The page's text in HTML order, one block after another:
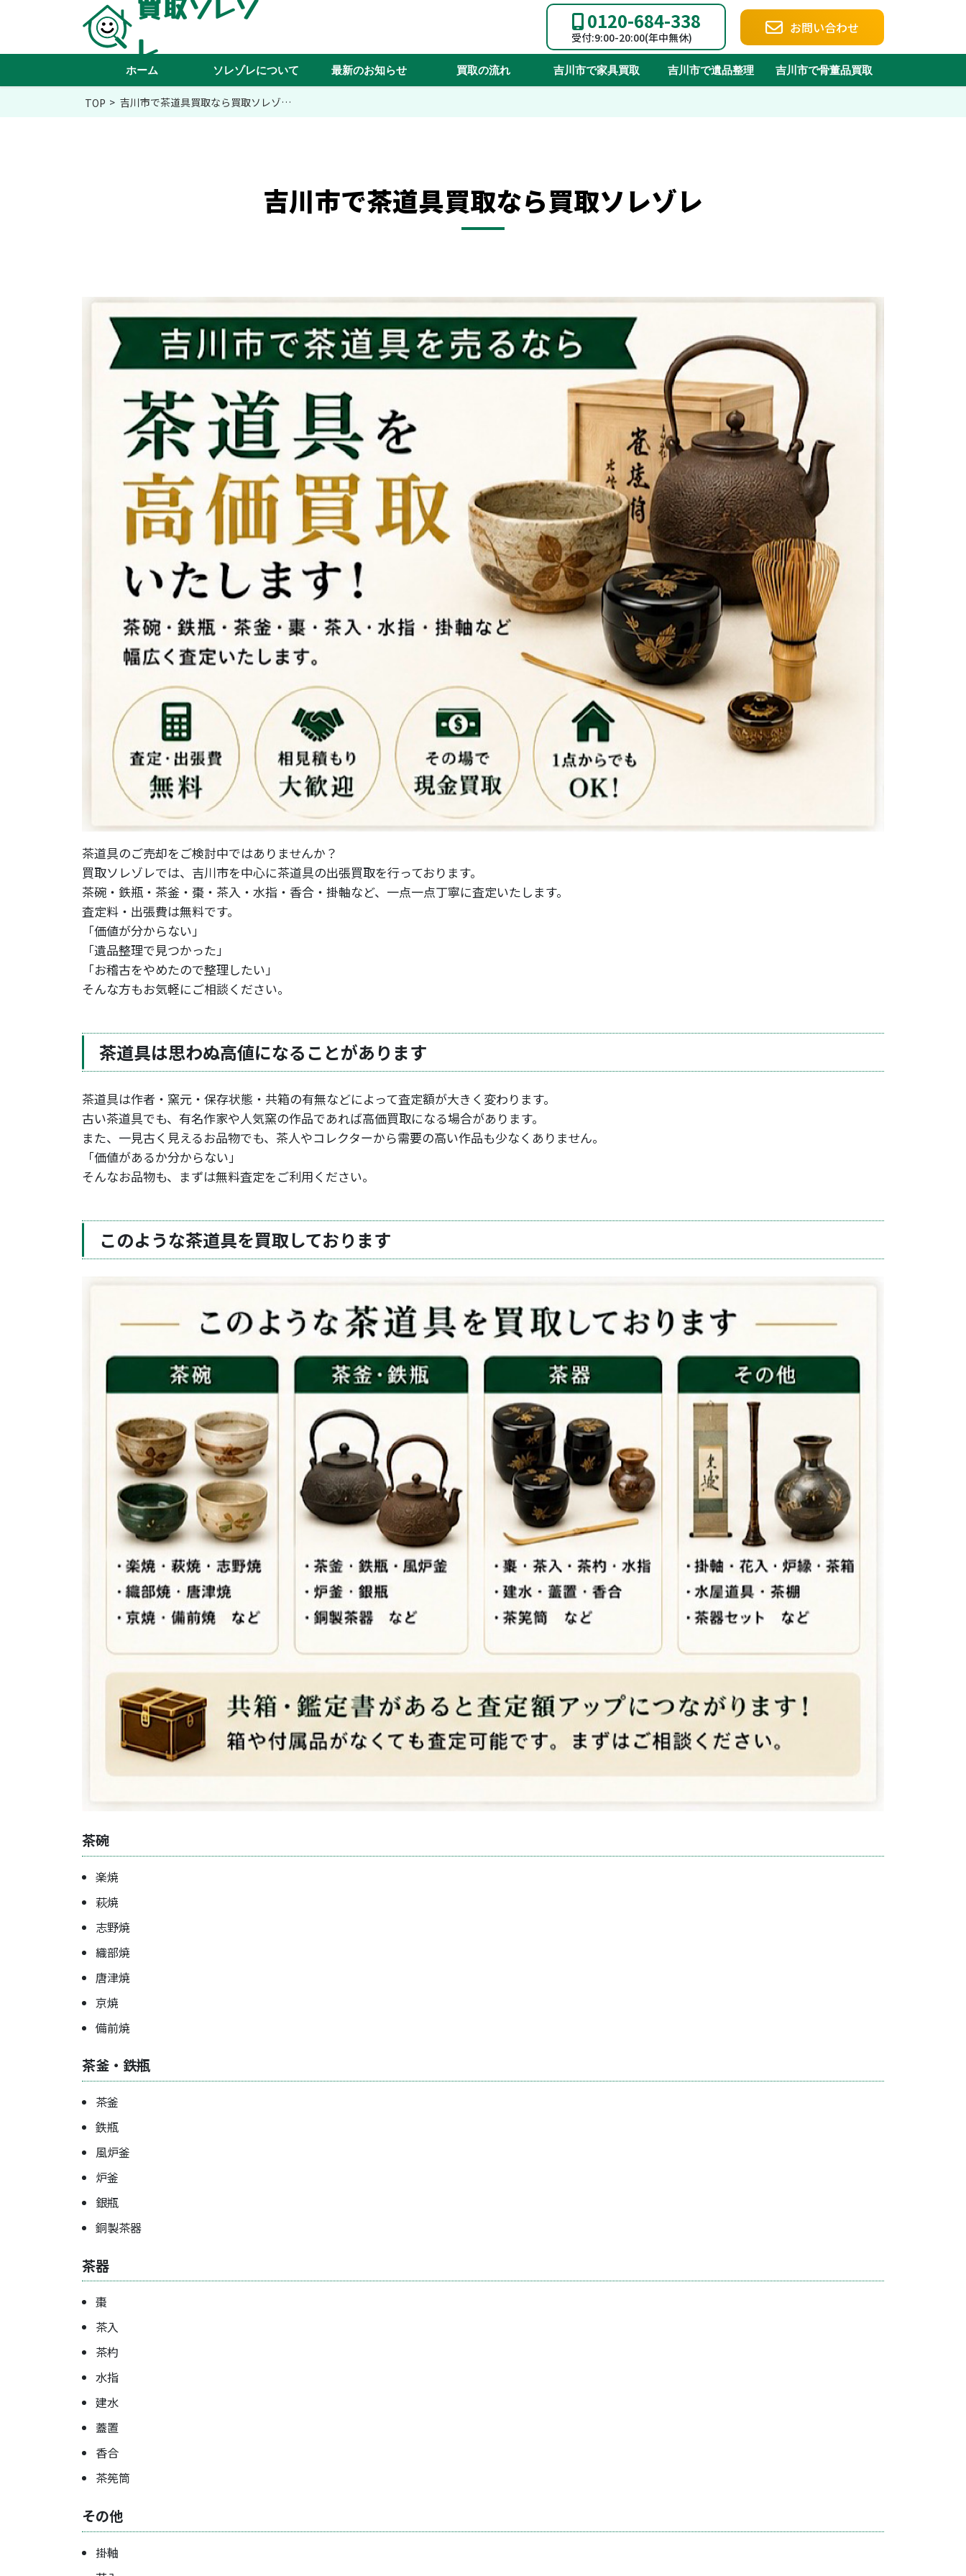
レ
0120-684-338
受付:9:00-20:00(年中無休)
お問い合わせ
ホーム ソレゾレについて 最新のお知らせ 買取の流れ 吉川市で家具買取 吉川市で遺品整理 吉川市で骨董品買取
TOP 吉川市で茶道具買取なら買取ソレゾ…
吉川市で茶道具買取なら買取ソレゾレ
茶道具のご売却をご検討中ではありませんか？
買取ソレゾレでは、吉川市を中心に茶道具の出張買取を行っております。
茶碗・鉄瓶・茶釜・棗・茶入・水指・香合・掛軸など、一点一点丁寧に査定いたします。
査定料・出張費は無料です。
「価値が分からない」
「遺品整理で見つかった」
「お稽古をやめたので整理したい」
そんな方もお気軽にご相談ください。
茶道具は思わぬ高値になることがあります
茶道具は作者・窯元・保存状態・共箱の有無などによって査定額が大きく変わります。
古い茶道具でも、有名作家や人気窯の作品であれば高価買取になる場合があります。
また、一見古く見えるお品物でも、茶人やコレクターから需要の高い作品も少なくありません。
「価値があるか分からない」
そんなお品物も、まずは無料査定をご利用ください。
このような茶道具を買取しております
茶碗
楽焼
萩焼
志野焼
織部焼
唐津焼
京焼
備前焼
茶釜・鉄瓶
茶釜
鉄瓶
風炉釜
炉釜
銀瓶
銅製茶器
茶器
棗
茶入
茶杓
水指
建水
蓋置
香合
茶筅筒
その他
掛軸